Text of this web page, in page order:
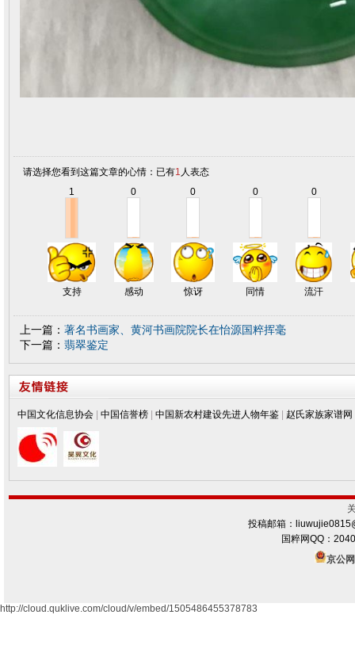
请选择您看到这篇文章的心情：已有1 人表态
1
支持
0
感动
0
惊讶
0
同情
0
流汗
上一篇： 著名书画家、黄河书画院院长在怡源国粹挥毫
下一篇： 翡翠鉴定
中国文化信息协会 中国信誉榜 中国新农村建设先进人物年鉴 赵氏家族家谱网
投稿邮箱：
国粹网QQ：
京公
http://cloud.quklive.com/cloud/v/embed/1505486455378783